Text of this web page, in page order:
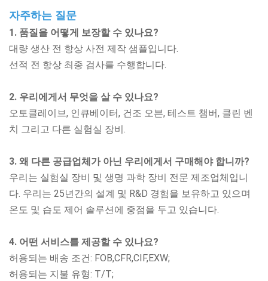
자주하는 질문
1. 품질을 어떻게 보장할 수 있나요?
대량 생산 전 항상 사전 제작 샘플입니다.
선적 전 항상 최종 검사를 수행합니다.
2. 우리에게서 무엇을 살 수 있나요?
오토클레이브, 인큐베이터, 건조 오븐, 테스트 챔버, 클린 벤
치 그리고 다른 실험실 장비.
3. 왜 다른 공급업체가 아닌 우리에게서 구매해야 합니까?
우리는 실험실 장비 및 생명 과학 장비 전문 제조업체입니
다. 우리는 25년간의 설계 및 R&D 경험을 보유하고 있으며
온도 및 습도 제어 솔루션에 중점을 두고 있습니다.
4. 어떤 서비스를 제공할 수 있나요?
허용되는 배송 조건: FOB,CFR,CIF,EXW;
허용되는 지불 유형: T/T;